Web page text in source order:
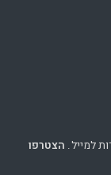
למייל. הצטרפו